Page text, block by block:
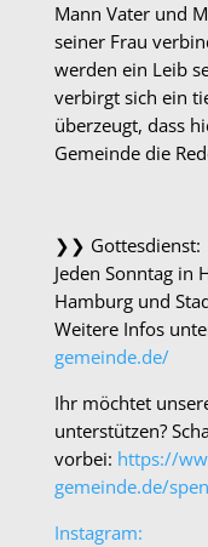
Mann Vater und
seiner Frau
werden ein Leib
verbirgt sich ein
überzeugt, dass
Gemeinde die
❯❯ Gottesdienst:
Jeden Sonntag in
Hamburg und
Weitere Infos
gemeinde.de/
Ihr möchtet
unterstützen?
vorbei: https://
gemeinde.de/
Instagram: